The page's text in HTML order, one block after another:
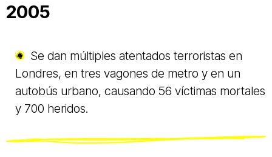
2005
Se dan múltiples atentados terroristas en
Londres, en tres vagones de metro y en un
autobús urbano, causando 56 víctimas mortales
y 700 heridos.